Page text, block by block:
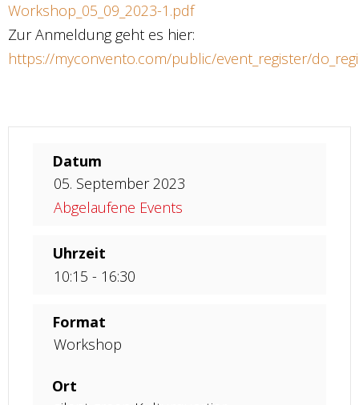
Workshop_05_09_2023-1.pdf
Zur Anmeldung geht es hier:
https://myconvento.com/public/event_register/
Datum
05. September 2023
Abgelaufene Events
Uhrzeit
10:15 - 16:30
Format
Workshop
Ort